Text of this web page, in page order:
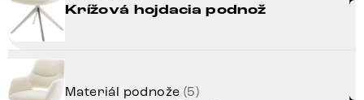
Krížová hojdacia podnož
Materiál podnože (5)